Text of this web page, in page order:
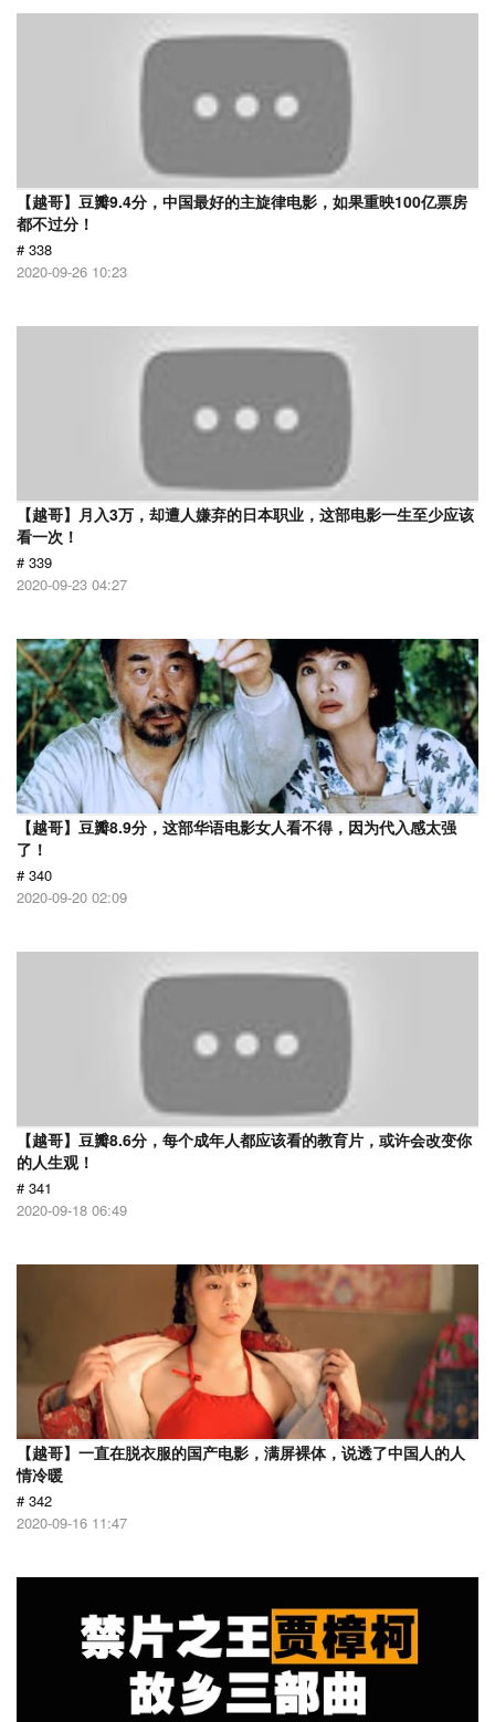
【越哥】豆瓣9.4分，中国最好的主旋律电影，如果重映100亿票房
都不过分！
# 338
2020-09-26 10:23
【越哥】月入3万，却遭人嫌弃的日本职业，这部电影一生至少应该
看一次！
# 339
2020-09-23 04:27
【越哥】豆瓣8.9分，这部华语电影女人看不得，因为代入感太强
了！
# 340
2020-09-20 02:09
【越哥】豆瓣8.6分，每个成年人都应该看的教育片，或许会改变你
的人生观！
# 341
2020-09-18 06:49
【越哥】一直在脱衣服的国产电影，满屏裸体，说透了中国人的人
情冷暖
# 342
2020-09-16 11:47